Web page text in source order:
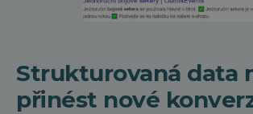
Strukturovaná data
přinést nové